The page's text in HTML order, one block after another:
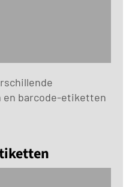
barcode-etiketten